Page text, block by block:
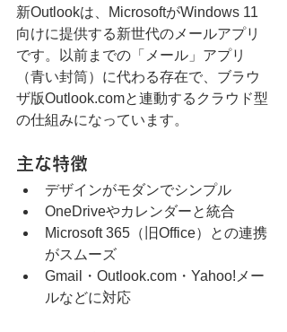
新Outlookは、MicrosoftがWindows 11
向けに提供する新世代のメールアプリ
です。以前までの「メール」アプリ
（青い封筒）に代わる存在で、ブラウ
ザ版Outlook.comと連動するクラウド型
の仕組みになっています。
主な特徴
デザインがモダンでシンプル
OneDriveやカレンダーと統合
Microsoft 365（旧Office）との連携
がスムーズ
Gmail・Outlook.com・Yahoo!メー
ルなどに対応